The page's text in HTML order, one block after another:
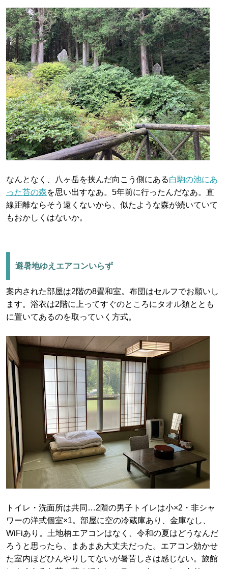
なんとなく、八ヶ岳を挟んだ向こう側にある白駒の池にあ
った苔の森を思い出すなあ。5年前に行ったんだなあ。直
線距離ならそう遠くないから、似たような森が続いていて
もおかしくはないか。
避暑地ゆえエアコンいらず
案内された部屋は2階の8畳和室。布団はセルフでお願いし
ます。浴衣は2階に上ってすぐのところにタオル類ととも
に置いてあるのを取っていく方式。
トイレ・洗面所は共同…2階の男子トイレは小×2・非シャ
ワーの洋式個室×1。部屋に空の冷蔵庫あり、金庫なし、
WiFiあり。土地柄エアコンはなく、令和の夏はどうなんだ
ろうと思ったら、まあまあ大丈夫だった。エアコン効かせ
た室内ほどひんやりしてないが暑苦しさは感じない。旅館